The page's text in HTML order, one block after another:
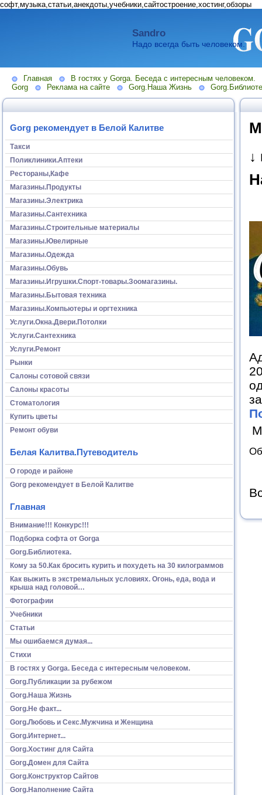
софт,музыка,статьи,анекдоты,учебники,сайтостроение,хостинг,обзоры
Sandro
Надо всегда быть человеком.
Главная
В гостях у Gorga. Беседа с интересным человеком.
Gorg
Реклама на сайте Gorg.Наша Жизнь
Gorg рекомендует в Белой Калитве
Такси
Поликлиники.Аптеки
Рестораны,Кафе
Магазины.Продукты
Магазины.Электрика
Магазины.Сантехника
Магазины.Строительные материалы
Магазины.Ювелирные
Магазины.Одежда
Магазины.Обувь
Магазины.Игрушки.Спорт-товары.Зоомагазины.
Магазины.Бытовая техника
Магазины.Компьютеры и оргтехника
Услуги.Окна.Двери.Потолки
Услуги.Сантехника
Услуги.Ремонт
Рынки
Салоны сотовой связи
Салоны красоты
Стоматология
Купить цветы
Ремонт обуви
Белая Калитва.Путеводитель
О городе и районе
Gorg рекомендует в Белой Калитве
Главная
Внимание!!! Конкурс!!!
Подборка софта от Gorga
Gorg.Библиотека.
Кому за 50.Как бросить курить и похудеть на 30 килограммов
Как выжить в экстремальных условиях. Огонь, еда, вода и
крыша над головой…
Фотографии
Учебники
Статьи
Мы ошибаемся думая...
Стихи
В гостях у Gorga. Беседа с интересным человеком.
Gorg.Публикации за рубежом
Gorg.Наша Жизнь
Gorg.Не факт...
Gorg.Любовь и Секс.Мужчина и Женщина
Gorg.Интернет...
Gorg.Хостинг для Сайта
Gorg.Домен для Сайта
Gorg.Конструктор Сайтов
Gorg.Наполнение Сайта